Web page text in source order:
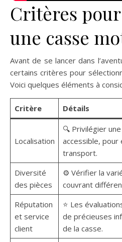
Critères
une casse
Avant de se lancer dans
certains critères pour
Voici quelques éléments à
Critère Détails
Localisation
🔍 Privilégier
accessible,
transport.
Diversité
des pièces
⚙️ Vérifier la
couvrant
Réputation
et service
client
⭐ Les
de précieuses
de la casse.